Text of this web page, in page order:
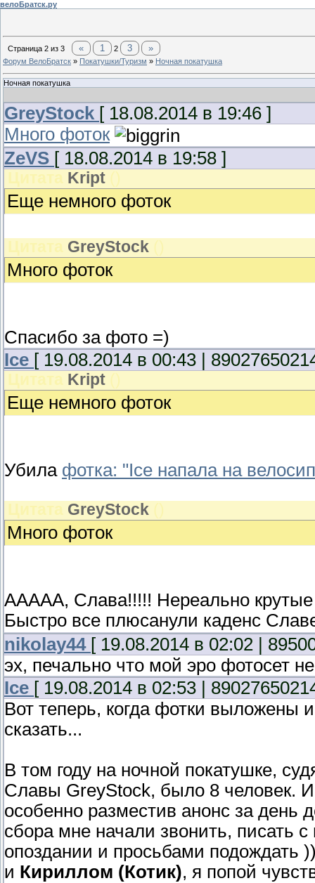
велоБратск.ру
Страница 2 из 3 « 1 2 3 »
Форум ВелоБратск » Покатушки/Туризм » Ночная покатушка
Ночная покатушка
GreyStock [ 18.08.2014 в 19:46 ]
Много фоток
ZeVS [ 18.08.2014 в 19:58 ]
Цитата Kript ()
Еще немного фоток
Цитата GreyStock ()
Много фоток
Спасибо за фото =)
Ice [ 19.08.2014 в 00:43 |
Цитата Kript ()
Еще немного фоток
Убила фотка: "Ice напала на
Цитата GreyStock ()
Много фоток
ААААА, Слава!!!!! Нереально крутые
Быстро все плюсанули каденс
nikolay44 [ 19.08.2014 в 02:02 |
эх, печально что мой эро фотосет
Ice [ 19.08.2014 в 02:53 |
Вот теперь, когда фотки
сказать...
В том году на ночной покатушке,
Славы GreyStock, было 8 человек.
особенно разместив анонс за день
сбора мне начали звонить, писать
опоздании и просьбами подождать
и Кириллом (Котик), я попой